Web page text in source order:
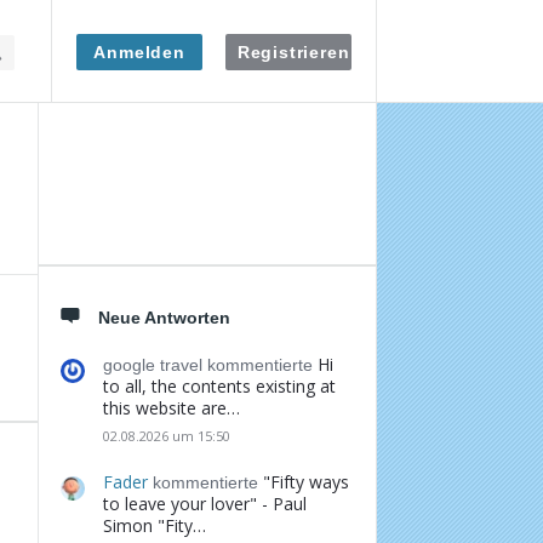
Anmelden Registrieren
Seitenleiste
Neue Antworten
google travel kommentierte Hi
to all, the contents existing at
this website are…
02.08.2026 um 15:50
Fader kommentierte "Fifty ways
to leave your lover" - Paul
Simon "Fity…